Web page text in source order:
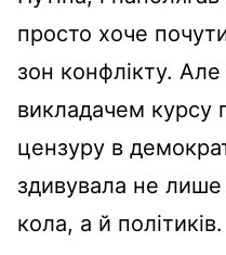
просто хоче
зон конфлікту.
викладачем курсу
цензуру в
здивувала не лише
кола, а й політиків.